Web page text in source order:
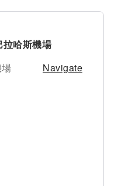
拉哈斯機場
Navigate